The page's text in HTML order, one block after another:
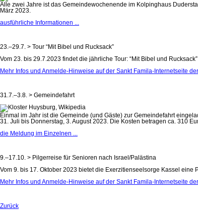
Alle zwei Jahre ist das Gemeindewochenende im Kolpinghaus
März 2023.
ausführliche Informationen ...
23.–29.7. > Tour “Mit Bibel und Rucksack”
Vom 23. bis 29.7.2023 findet die jährliche Tour: “Mit Bibel und
Mehr Infos und Anmelde-Hinweise auf der Sankt Famila-Internetseite
31.7.–3.8. > Gemeindefahrt
Einmal im Jahr ist die Gemeinde (und Gäste) zur Gemeindefahrt
31. Juli bis Donnerstag, 3. August 2023. Die Kosten betragen ca. 310
die Meldung im Einzelnen ...
9.–17.10. > Pilgerreise für Senioren nach Israel/Palästina
Vom 9. bis 17. Oktober 2023 bietet die Exerzitienseelsorge Kassel
Mehr Infos und Anmelde-Hinweise auf der Sankt Famila-Internetseite
Zurück